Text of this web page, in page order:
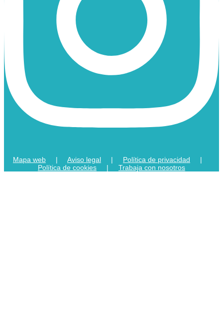
Mapa web | Aviso legal | Política de privacidad |
Política de cookies | Trabaja con nosotros